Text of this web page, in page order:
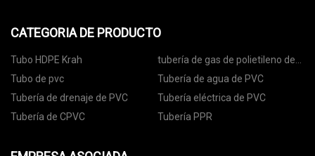
CATEGORIA DE PRODUCTO
Tubo HDPE Krah
tubería de gas de polietileno de
alta densidad
Tubo de pvc
Tubería de agua de PVC
Tubería de drenaje de PVC
Tubería eléctrica de PVC
Tubería de CPVC
Tubería PPR